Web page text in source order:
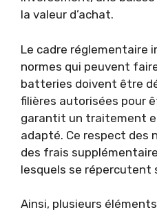
la valeur d’achat.
Le cadre réglementaire
normes qui peuvent
batteries doivent être
filières autorisées pour
garantit un traitement
adapté. Ce respect des
des frais
lesquels se répercutent
Ainsi, plusieurs